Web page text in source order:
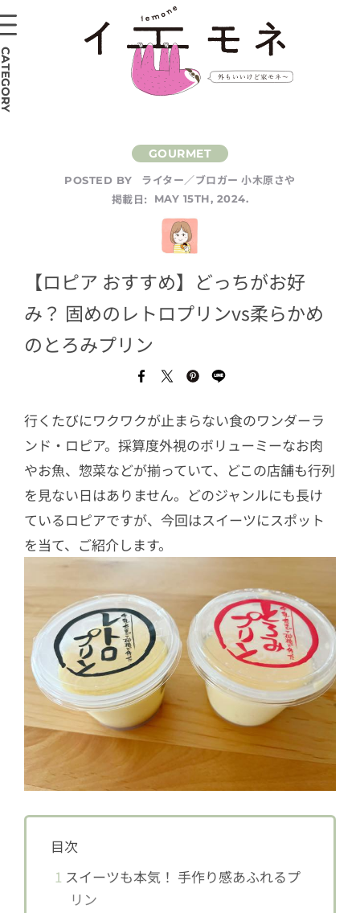
POSTED BY
ライター／ブロガー 小木原さや
掲載日:
MAY 15TH, 2024.
【ロピア おすすめ】どっちがお好
み？ 固めのレトロプリンvs柔らかめ
のとろみプリン
行くたびにワクワクが止まらない食のワンダーラ
ンド・ロピア。採算度外視のボリューミーなお肉
やお魚、惣菜などが揃っていて、どこの店舗も行列
を見ない日はありません。どのジャンルにも長け
ているロピアですが、今回はスイーツにスポット
を当て、ご紹介します。
目次
1 スイーツも本気！ 手作り感あふれるプ
リン